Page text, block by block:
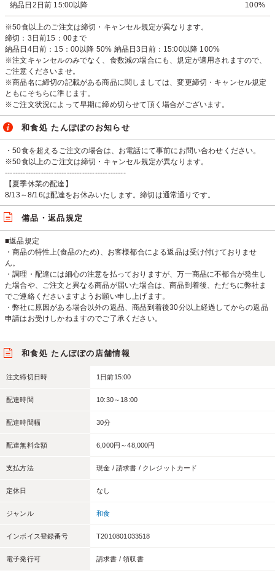
納品日2日前 15:00以降 100%
※50食以上のご注文は締切・キャンセル規定が異なります。
締切：3日前15：00まで
納品日4日前：15：00以降 50% 納品日3日前：15:00以降 100%
※注文キャンセルのみでなく、食数減の場合にも、規定が適用されますので、
ご注意くださいませ。
※商品名に締切の記載がある商品に関しましては、変更締切・キャンセル規定
ともにそちらに準じます。
※ご注文状況によって早期に締め切らせて頂く場合がございます。
和食処 たんぽぽのお知らせ
・50食を超えるご注文の場合は、お電話にて事前にお問い合わせください。
※50食以上のご注文は締切・キャンセル規定が異なります。
-----------------------------------------------
【夏季休業の配達】
8/13～8/16は配達をお休みいたします。締切は通常通りです。
備品・返品規定
■返品規定
・商品の特性上(食品のため)、お客様都合による返品は受け付けておりませ
ん。
・調理・配達には細心の注意を払っておりますが、万一商品に不都合が発生し
た場合や、ご注文と異なる商品が届いた場合は、商品到着後、ただちに弊社ま
でご連絡くださいますようお願い申し上げます。
・弊社に原因がある場合以外の返品、商品到着後30分以上経過してからの返品
申請はお受けしかねますのでご了承ください。
和食処 たんぽぽの店舗情報
注文締切日時 1日前15:00
配達時間 10:30～18:00
配達時間幅 30分
配達無料金額 6,000円～48,000円
支払方法 現金 / 請求書 / クレジットカード
定休日 なし
ジャンル 和食
インボイス登録番号 T2010801033518
電子発行可 請求書 / 領収書